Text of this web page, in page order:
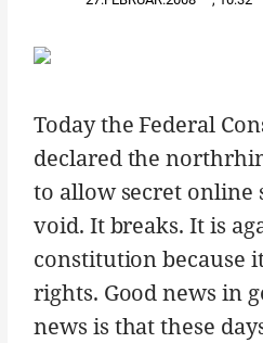
Today the Federal
declared the
to allow secret online
void. It breaks. It is
constitution because
rights. Good news in
news is that these